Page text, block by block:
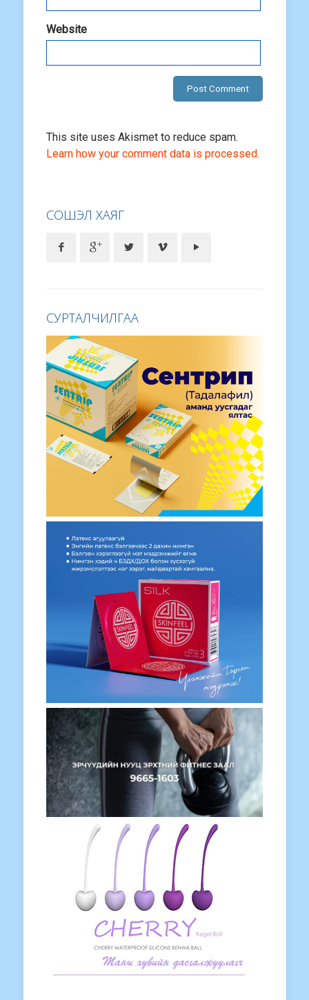
Website
This site uses Akismet to reduce spam.
Learn how your comment data is processed.
СОШЭЛ ХАЯГ
СУРТАЛЧИЛГАА